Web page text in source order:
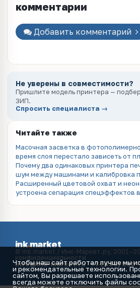
комментарии
Добавить комментарий
Не уверены в совместимости?
Пришлите модель принтера —
ЗИП.
Спросить специалиста →
Читайте также
Масочная засветка в
время слоя перестало зависеть от
Почему два одинаковых принтера
шум между машинами и калибровка
Расширенный цветовой охват и
устроена сепарация спецэффектов
ink.market
© ink.market / Инк-Маркет.ру,
конфиденциальности
info@ink-market.ru·+7 (495)
Чтобы наш сайт работал лучше мы
и рекомендательные технологии.
сайтом, Вы разрешаете
всегда можете отключить файлы